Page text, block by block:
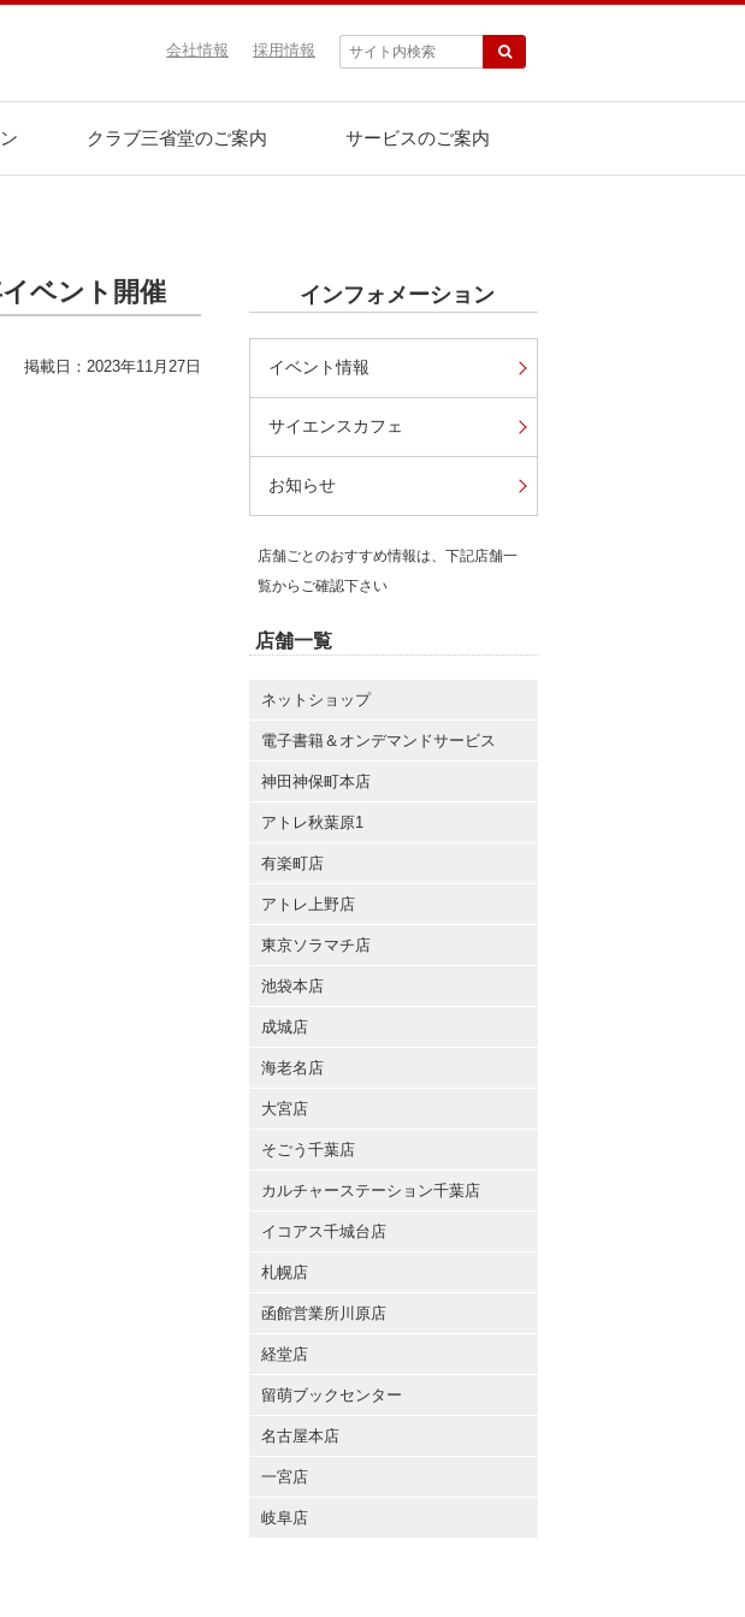
採用情報
会社情報
クラブ三省堂のご案内 サービスのご案内
ベント開催
掲載日：2023年11月27日
インフォメーション
イベント情報
サイエンスカフェ
お知らせ
店舗ごとのおすすめ情報は、下記店舗一
覧からご確認下さい
店舗一覧
ネットショップ
電子書籍＆オンデマンドサービス
神田神保町本店
アトレ秋葉原1
有楽町店
アトレ上野店
東京ソラマチ店
池袋本店
成城店
海老名店
大宮店
そごう千葉店
カルチャーステーション千葉店
イコアス千城台店
札幌店
函館営業所川原店
経堂店
留萌ブックセンター
名古屋本店
一宮店
岐阜店